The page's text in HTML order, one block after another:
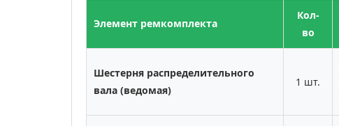
Элемент ремкомплекта
Кол-
во
Шестерня распределительного
вала (ведомая)
1 шт.